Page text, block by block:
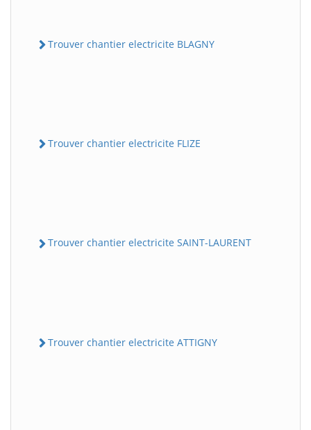
Trouver chantier electricite BLAGNY
Trouver chantier electricite FLIZE
Trouver chantier electricite SAINT-LAURENT
Trouver chantier electricite ATTIGNY